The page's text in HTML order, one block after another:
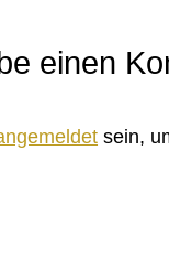
einen
sein,
zu